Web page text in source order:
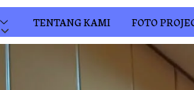
TENTANG KAMI FOTO